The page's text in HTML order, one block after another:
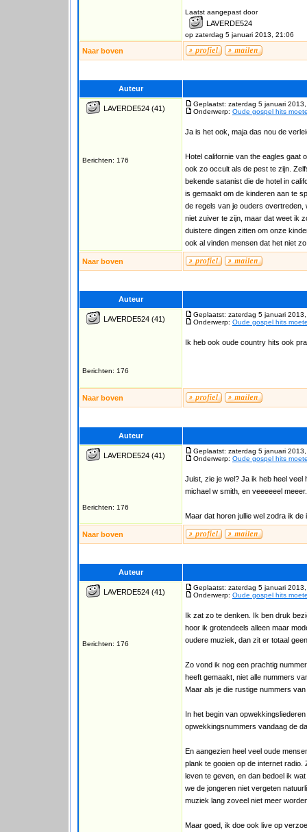
Laatst aangepast door
LAVERDE524
op zaterdag 5 januari 2013, 21:06
Naar boven
Auteur
LAVERDE524 (41)
Berichten: 176
Geplaatst: zaterdag 5 januari
Onderwerp: Oude gospel hits
Ja is het ook, maja das nou de
Hotel californie van the eagles gaat
ook zo occult als de pest te zijn.
bekende satanist die de hotel in
is gemaakt om de kinderen aan te
de regels van je ouders
niet zuiver te zijn, maar dat weet ik
duistere dingen zitten om onze
ook al vinden mensen dat het niet
Naar boven
Auteur
LAVERDE524 (41)
Berichten: 176
Geplaatst: zaterdag 5 januari
Onderwerp: Oude gospel hits
Ik heb ook oude country hits ook
Naar boven
Auteur
LAVERDE524 (41)
Berichten: 176
Geplaatst: zaterdag 5 januari
Onderwerp: Oude gospel hits
Juist, zie je wel? Ja ik heb heel
michael w smith, en veeeeeel meeer.
Maar dat horen jullie wel zodra ik de
Naar boven
Auteur
LAVERDE524 (41)
Berichten: 176
Geplaatst: zaterdag 5 januari
Onderwerp: Oude gospel hits
Ik zat zo te denken. Ik ben druk
hoor ik grotendeels alleen maar
oudere muziek, dan zit er totaal
Zo vond ik nog een prachtig
heeft gemaakt, niet alle nummers
Maar als je die rustige nummers
In het begin van
opwekkingsnummers vandaag de
En aangezien heel veel oude
plank te gooien op de internet
leven te geven, en dan bedoel ik
we de jongeren niet vergeten
muziek lang zoveel niet meer
Maar goed, ik doe ook live op